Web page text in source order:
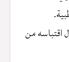
اقتباسه من